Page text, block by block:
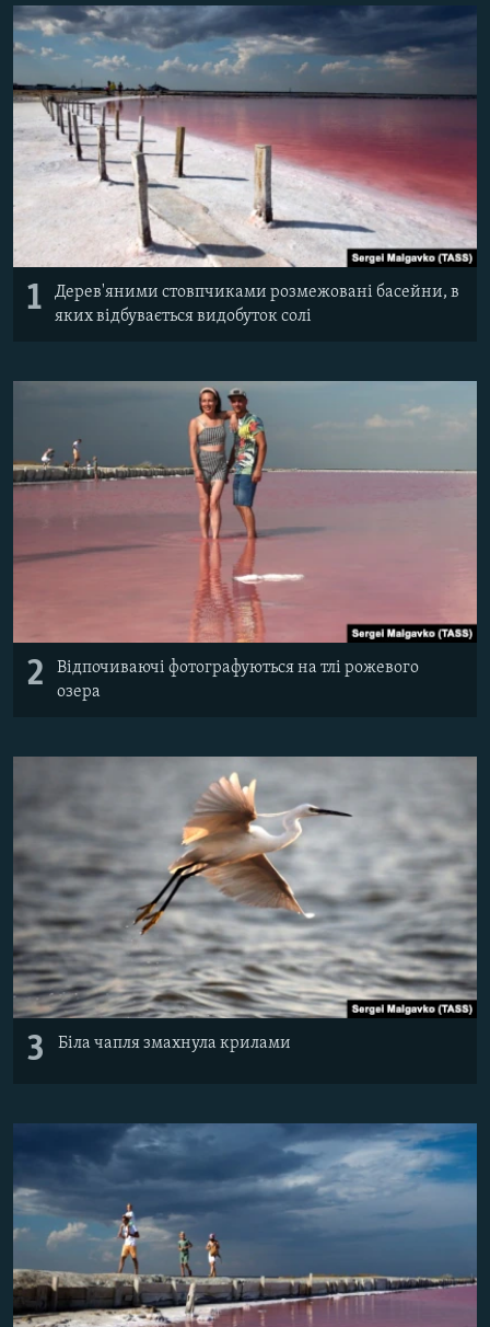
ВІДЕОУРОКИ «ELIFBE»
СВІДЧЕННЯ ОКУПАЦІЇ
УКРАЇНСЬКА ПРОБЛЕМА КРИМУ
ІНФОГРАФІКА
Русский
Qırımtatar
ДОЛУЧАЙСЯ!
Усі сайти RFE/RL
1
Дерев'яними стовпчиками розмежовані басейни, в
яких відбувається видобуток солі
2
Відпочиваючі фотографуються на тлі рожевого
озера
3 Біла чапля змахнула крилами